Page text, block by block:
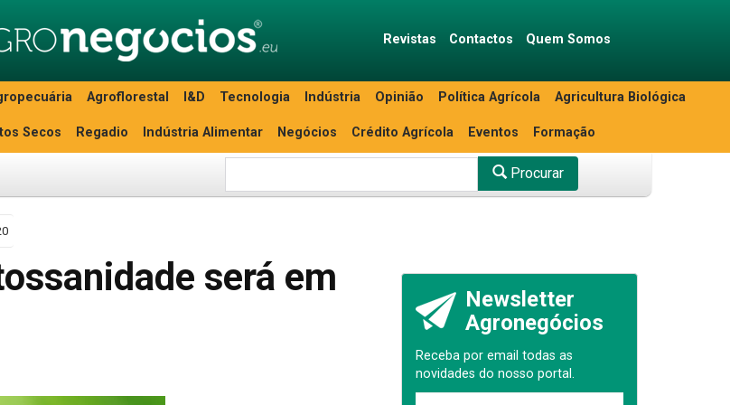
Revistas Contactos Quem Somos
Agroflorestal I&D Tecnologia Indústria Opinião Política Agrícola Agricultura Biológica
Secos Regadio Indústria Alimentar Negócios Crédito Agrícola Eventos Formação
Procurar
será em
Newsletter
Agronegócios
Receba por email todas as
novidades do nosso portal.